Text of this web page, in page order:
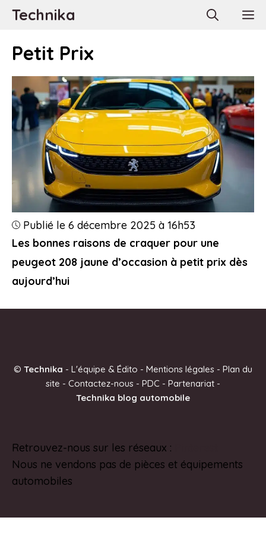
AllerTechnika
Petit Prix
Les bonnes raisons de craquer pour une
peugeot 208 jaune d’occasion à petit prix dès
aujourd’hui
Publié le 6 décembre 2025 à 16h53
© Technika - L'équipe & Édito - Mentions légales - Plan du
site - Contactez-nous - PDC - Partenariat -
Technika blog automobile
Retrouvez-nous sur les réseaux :
Nous ne vendons pas de pièces et équipements
automobiles